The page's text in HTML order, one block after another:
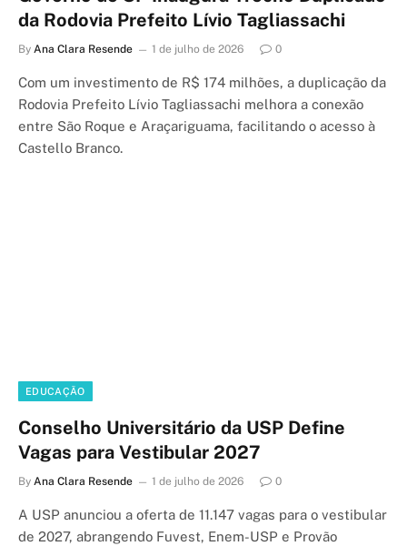
da Rodovia Prefeito Lívio Tagliassachi
By Ana Clara Resende 1 de julho de 2026 0
Com um investimento de R$ 174 milhões, a duplicação da
Rodovia Prefeito Lívio Tagliassachi melhora a conexão
entre São Roque e Araçariguama, facilitando o acesso à
Castello Branco.
EDUCAÇÃO
Conselho Universitário da USP Define
Vagas para Vestibular 2027
By Ana Clara Resende 1 de julho de 2026 0
A USP anunciou a oferta de 11.147 vagas para o vestibular
de 2027, abrangendo Fuvest, Enem-USP e Provão